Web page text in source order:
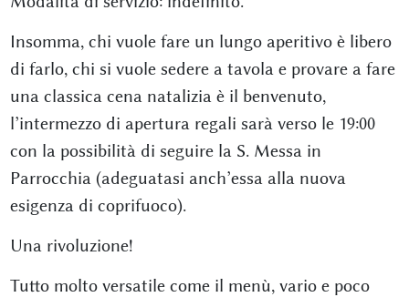
Insomma, chi vuole fare un lungo aperitivo è libero
di farlo, chi si vuole sedere a tavola e provare a fare
una classica cena natalizia è il benvenuto,
l’intermezzo di apertura regali sarà verso le 19:00
con la possibilità di seguire la S. Messa in
Parrocchia (adeguatasi anch’essa alla nuova
esigenza di coprifuoco).
Una rivoluzione!
Tutto molto versatile come il menù, vario e poco